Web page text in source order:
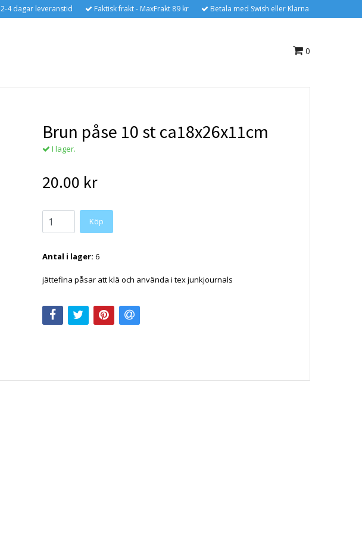
2-4 dagar leveranstid Faktisk frakt - MaxFrakt 89 kr Betala med Swish eller Klarna
0
Brun påse 10 st ca18x26x11cm
I lager.
20.00 kr
Antal i lager: 6
jättefina påsar att klä och använda i tex junkjournals